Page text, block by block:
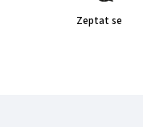
Zeptat se